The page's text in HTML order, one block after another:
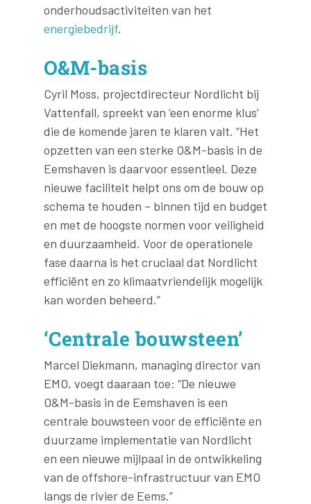
onderhoudsactiviteiten van het
energiebedrijf.
O&M-basis
Cyril Moss, projectdirecteur Nordlicht bij
Vattenfall, spreekt van ‘een enorme klus’
die de komende jaren te klaren valt. “Het
opzetten van een sterke O&M-basis in de
Eemshaven is daarvoor essentieel. Deze
nieuwe faciliteit helpt ons om de bouw op
schema te houden – binnen tijd en budget
en met de hoogste normen voor veiligheid
en duurzaamheid. Voor de operationele
fase daarna is het cruciaal dat Nordlicht
efficiënt en zo klimaatvriendelijk mogelijk
kan worden beheerd.”
‘Centrale bouwsteen’
Marcel Diekmann, managing director van
EMO, voegt daaraan toe: “De nieuwe
O&M-basis in de Eemshaven is een
centrale bouwsteen voor de efficiënte en
duurzame implementatie van Nordlicht
en een nieuwe mijlpaal in de ontwikkeling
van de offshore-infrastructuur van EMO
langs de rivier de Eems.”